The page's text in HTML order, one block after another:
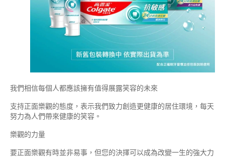
我們相信每個人都應該擁有值得展露笑容的未來
支持正面樂觀的態度，表示我們致力創造更健康的居住環境，每天
努力為人們帶來健康的笑容。
樂觀的力量
要正面樂觀有時並非易事，但您的決擇可以成為改變一生的強大力